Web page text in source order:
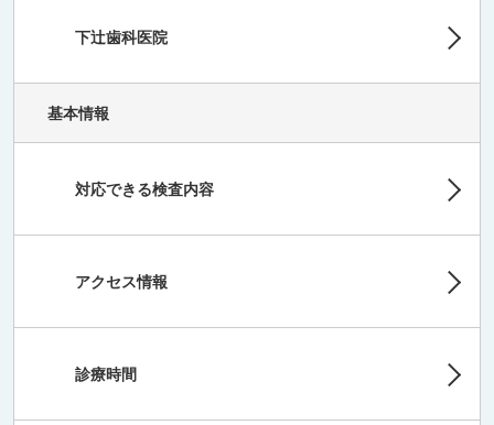
下辻歯科医院
基本情報
対応できる検査内容
アクセス情報
診療時間